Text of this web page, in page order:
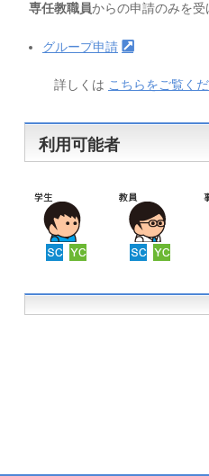
専任教職員からの申請のみを受
グループ申請
詳しくは こちらをご覧く
利用可能者